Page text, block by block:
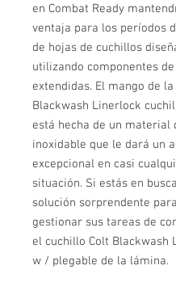
en Combat Ready
ventaja para los períodos
de hojas de cuchillos
utilizando componentes
extendidas. El mango de la
Blackwash Linerlock
está hecha de un material
inoxidable que le dará un
excepcional en casi
situación. Si estás en
solución sorprendente para
gestionar sus tareas de
el cuchillo Colt Blackwash
w / plegable de la lámina.